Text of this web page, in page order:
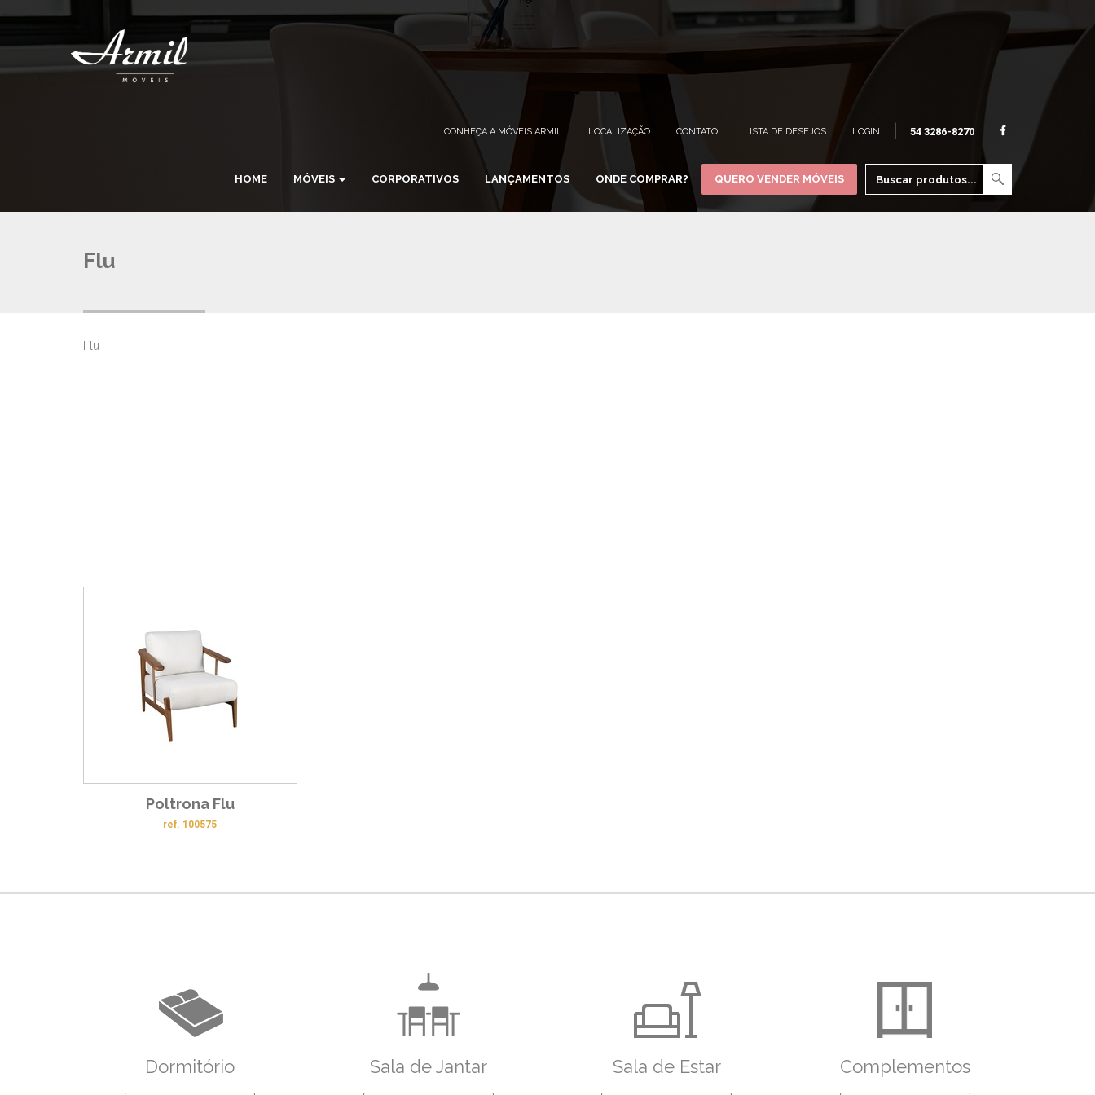
HOME MÓVEIS CORPORATIVOS LANÇAMENTOS ONDE COMPRAR? QUERO VENDER MÓVEIS
Flu
Flu
Poltrona Flu
ref. 100575
CONHEÇA A MÓVEIS ARMIL LOCALIZAÇÃO CONTATO LISTA DE DESEJOS LOGIN | 54 3286-8270
Dormitório Sala de Jantar Sala de Estar Complementos